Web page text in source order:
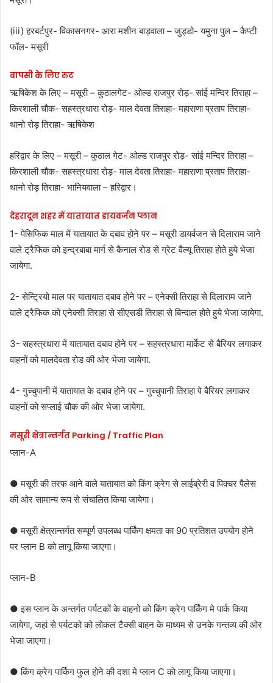
(iii) हरबर्टपुर- विकासनगर- आरा मशीन बाड़वाला – जुड्डो- यमुना पुल – कैप्टी
फॉल- मसूरी
वापसी के लिए रुट
ऋषिकेश के लिए – मसूरी – कुठालगेट- ओल्ड राजपुर रोड़- सांई मन्दिर तिराहा –
किरशाली चौक- सहस्त्रधारा रोड़- माल देवता तिराहा- महाराणा प्रताप तिराहा-
थानो रोड़ तिराहा- ऋषिकेश
हरिद्वार के लिए – मसूरी – कुठाल गेट- ओल्ड राजपुर रोड़- सांई मन्दिर तिराहा –
किरशाली चौक- सहस्त्रधारा रोड़- माल देवता तिराहा- महाराणा प्रताप तिराहा-
थानो रोड़ तिराहा- भानियवाला – हरिद्वार।
देहरादून शहर में यातायात डायवर्जन प्लान
1- पेसिफिक माल में यातायात के दबाव होने पर – मसूरी डायर्वजन से दिलाराम जाने
वाले ट्रैफिक को इन्द्रबाबा मार्ग से कैनाल रोड से ग्रेट वैल्यू तिराहा होते हुये भेजा
जायेगा.
2- सेन्ट्रियो माल पर यातायात दबाव होने पर – एनेक्सी तिराहा से दिलाराम जाने
वाले ट्रैफिक को एनेक्सी तिराहा से सीएसडी तिराहा से बिन्दाल होते हुये भेजा जायेगा.
3- सहस्त्रधारा में यातायात दबाव होने पर – सहस्त्रधारा मार्केट से बैरियर लगाकर
वाहनों को मालदेवता रोड की ओर भेजा जायेगा.
4- गुच्चुपानी में यातायात के दबाव होने पर – गुच्चुपानी तिराहा पे बैरियर लगाकर
वाहनों को सप्लाई चौक की ओर भेजा जायेगा.
मसूरी क्षेत्रान्तर्गत Parking / Traffic Plan
प्लान-A
● मसूरी की तरफ आने वाले यातायात को किंग क्रेग से लाईब्रेरी व पिक्चर पैलेस
की ओर सामान्य रूप से संचालित किया जायेगा।
● मसूरी क्षेत्रान्तर्गत सम्पूर्ण उपलब्ध पार्किंग क्षमता का 90 प्रतिशत उपयोग होने
पर प्लान B को लागू किया जाएगा।
प्लान-B
● इस प्लान के अन्तर्गत पर्यटकों के वाहनो को किंग क्रेग पार्किंग मे पार्क किया
जायेगा, जहां से पर्यटको को लोकल टैक्सी वाहन के माध्यम से उनके गन्तव्य की ओर
भेजा जाएगा।
● किंग क्रेग पार्किग फुल होने की दशा मे प्लान C को लागू किया जाएगा।